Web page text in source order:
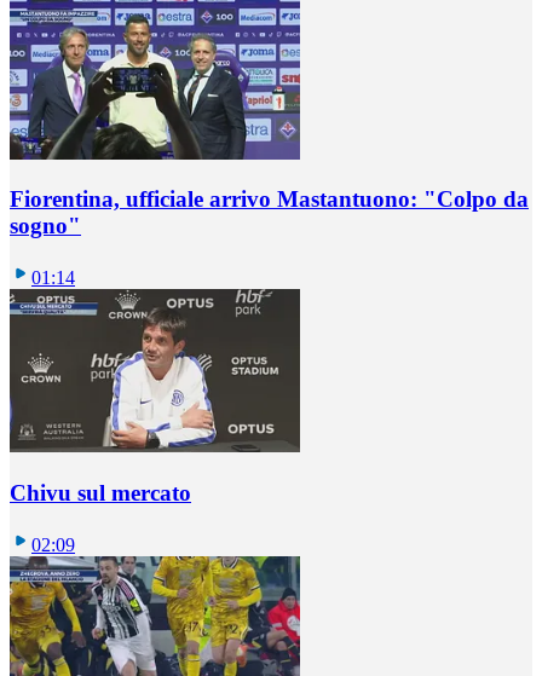
Fiorentina, ufficiale arrivo Mastantuono: "Colpo da
sogno"
01:14
Chivu sul mercato
02:09